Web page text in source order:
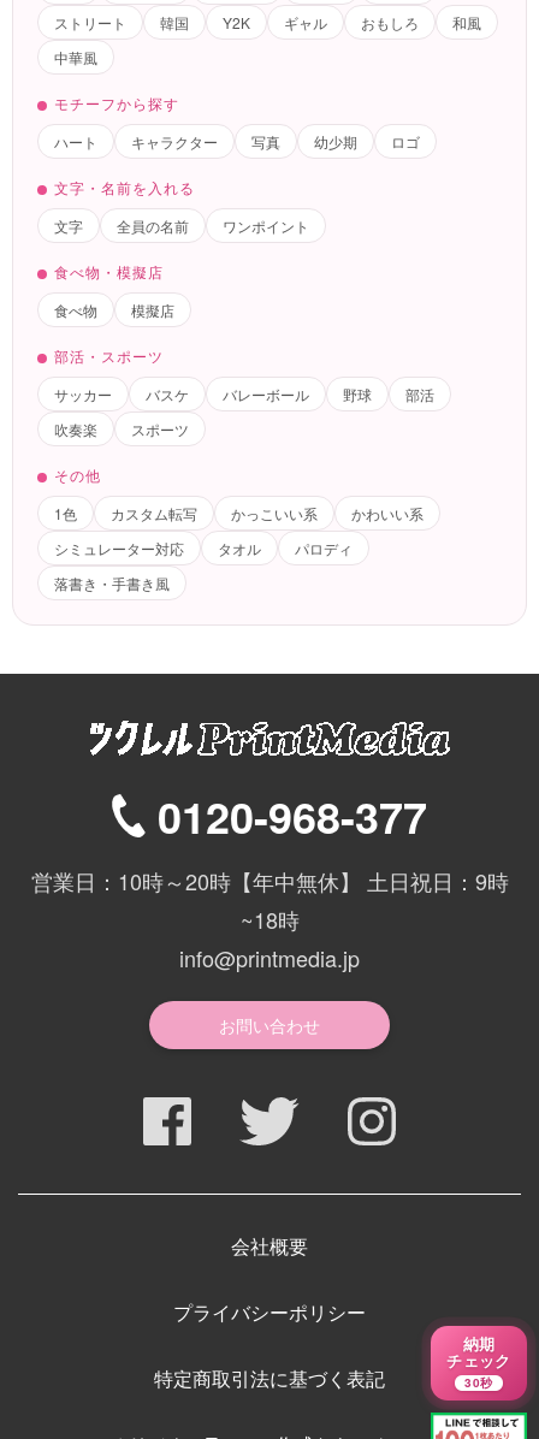
ストリート
韓国 Y2K ギャル おもしろ
和風
中華風
モチーフから探す
ハート
キャラクター 写真 幼少期 ロゴ
文字・名前を入れる
文字
全員の名前 ワンポイント
食べ物・模擬店
食べ物
模擬店
部活・スポーツ
サッカー
バスケ バレーボール 野球
部活
吹奏楽
スポーツ
その他
1色
カスタム転写 かっこいい系
かわいい系
シミュレーター対応
タオル
パロディ
落書き・手書き風
0120-968-377
営業日：10時～20時【年中無休】 土日祝日：9時
~18時
info@printmedia.jp
お問い合わせ
会社概要
プライバシーポリシー
特定商取引法に基づく表記
納期
チェック
30秒